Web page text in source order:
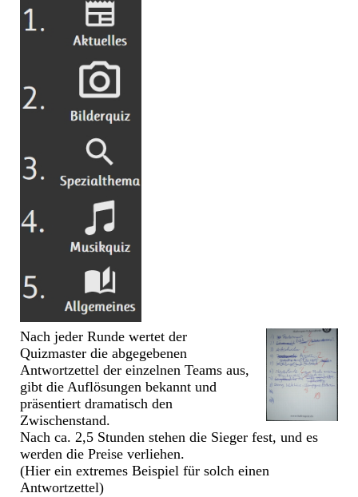
Nach jeder Runde wertet der
Quizmaster die abgegebenen
Antwortzettel der einzelnen Teams aus,
gibt die Auflösungen bekannt und
präsentiert dramatisch den
Zwischenstand.
Nach ca. 2,5 Stunden stehen die Sieger fest, und es
werden die Preise verliehen.
(Hier ein extremes Beispiel für solch einen
Antwortzettel)